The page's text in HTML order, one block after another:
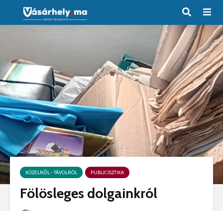
KÖZELRŐL - TÁVOLRÓL PUBLICISZTIKA
Fölösleges dolgainkról